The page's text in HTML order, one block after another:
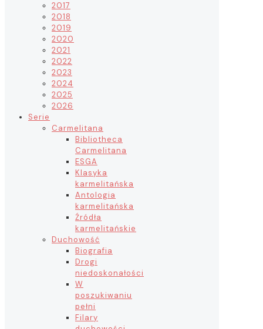
2017
2018
2019
2020
2021
2022
2023
2024
2025
2026
Serie
Carmelitana
Bibliotheca
Carmelitana
ESGA
Klasyka
karmelitańska
Antologia
karmelitańska
Źródła
karmelitańskie
Duchowość
Biografia
Drogi
niedoskonałości
W
poszukiwaniu
pełni
Filary